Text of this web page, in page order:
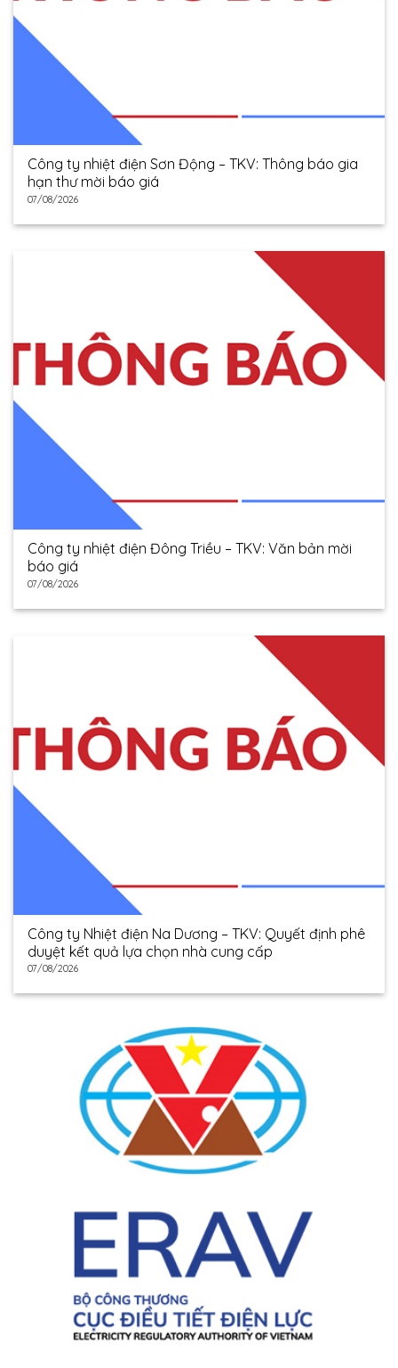
Công ty nhiệt điện Sơn Động – TKV: Thông báo gia
hạn thư mời báo giá
07/08/2026
Công ty nhiệt điện Đông Triều – TKV: Văn bản mời
báo giá
07/08/2026
Công ty Nhiệt điện Na Dương – TKV: Quyết định phê
duyệt kết quả lựa chọn nhà cung cấp
07/08/2026